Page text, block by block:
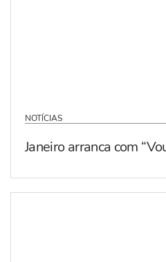
NOTÍCIAS
Janeiro arranca com